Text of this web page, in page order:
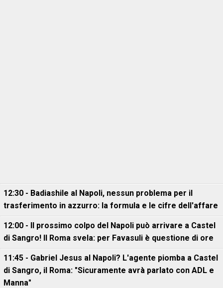
12:30 - Badiashile al Napoli, nessun problema per il
trasferimento in azzurro: la formula e le cifre dell'affare
12:00 - Il prossimo colpo del Napoli può arrivare a Castel
di Sangro! Il Roma svela: per Favasuli è questione di ore
11:45 - Gabriel Jesus al Napoli? L'agente piomba a Castel
di Sangro, il Roma: "Sicuramente avrà parlato con ADL e
Manna"